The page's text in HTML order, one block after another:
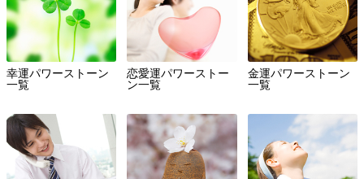
幸運パワーストーン
一覧
恋愛運パワーストー
ン一覧
金運パワーストーン
一覧